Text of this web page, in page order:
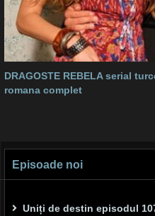
DRAGOSTE REBELA serial
romana complet
Episoade noi
Uniți de destin episodul